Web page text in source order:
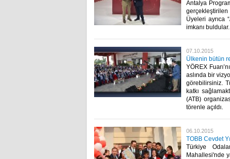
Antalya
Üyeleri ayrıca
imkanı buldular.​
07.10.2015
Ülkenin bütün
YÖREX
aslında bir
görebilirsiniz.
katkı
(ATB)
törenle açıldı.​
06.10.2015
TOBB Cevdet
Türkiye
Mahallesi'nde